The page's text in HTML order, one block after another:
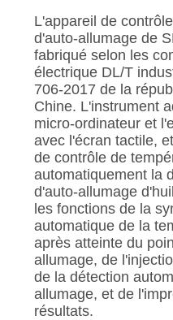
L'appareil de
d'auto-allumage de
fabriqué selon les
électrique DL/T
706-2017 de la
Chine. L'instrument
micro-ordinateur et
avec l'écran tactile,
de contrôle de
automatiquement la
d'auto-allumage
les fonctions de la
automatique de la
après atteinte du
allumage, de
de la détection
allumage, et de
résultats.